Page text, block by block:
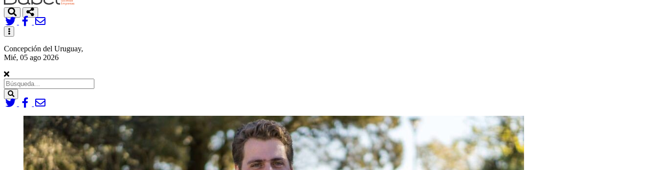
Toggle
navigation
Concepción del Uruguay,
Mié, 05 ago 2026
Search